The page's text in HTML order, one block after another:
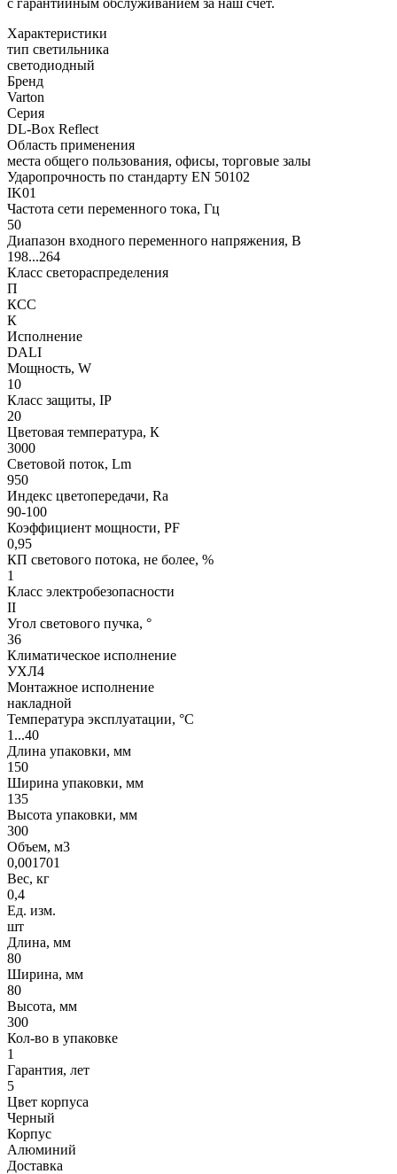
Характеристики
тип светильника
светодиодный
Бренд
Varton
Серия
DL-Box Reflect
Область применения
места общего пользования, офисы, торговые залы
Ударопрочность по стандарту EN 50102
IK01
Частота сети переменного тока, Гц
50
Диапазон входного переменного напряжения, В
198...264
Класс светораспределения
П
КСС
К
Исполнение
DALI
Мощность, W
10
Класс защиты, IP
20
Цветовая температура, К
3000
Световой поток, Lm
950
Индекс цветопередачи, Ra
90-100
Коэффициент мощности, PF
0,95
КП светового потока, не более, %
1
Класс электробезопасности
II
Угол светового пучка, °
36
Климатическое исполнение
УХЛ4
Монтажное исполнение
накладной
Температура эксплуатации, °С
1...40
Длина упаковки, мм
150
Ширина упаковки, мм
135
Высота упаковки, мм
300
Объем, м3
0,001701
Вес, кг
0,4
Ед. изм.
шт
Длина, мм
80
Ширина, мм
80
Высота, мм
300
Кол-во в упаковке
1
Гарантия, лет
5
Цвет корпуса
Черный
Корпус
Алюминий
Доставка